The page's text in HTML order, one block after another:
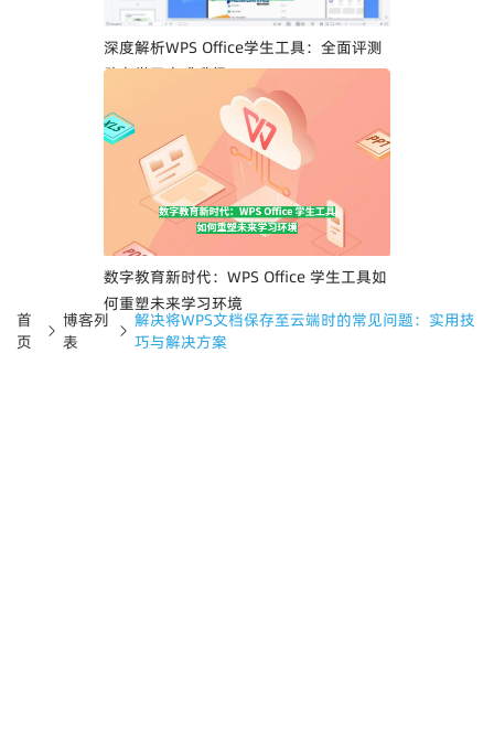
深度解析WPS Office学生工具：全面评测
助力学习方式升级
数字教育新时代：WPS Office 学生工具如
何重塑未来学习环境
首
页
博客列
表
解决将WPS文档保存至云端时的常见问题：实用技
巧与解决方案